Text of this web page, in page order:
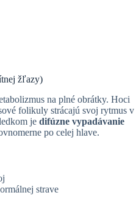
žľazy)
na plné obrátky. Hoci
folikuly strácajú svoj rytmus v
je difúzne vypadávanie
po celej hlave.
strave